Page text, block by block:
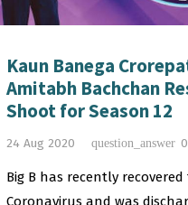
Kaun Banega
Amitabh Bachchan
Shoot for Season 12
24 Aug 2020 question_answer 0
Big B has recently recovered
Coronavirus and was